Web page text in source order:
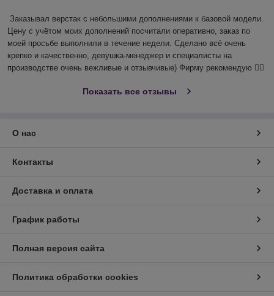
Заказывал верстак с небольшими дополнениями к базовой модели.
Цену с учётом моих дополнений посчитали оперативно, заказ по
моей просьбе выполнили в течение недели. Сделано всё очень
крепко и качественно, девушка-менеджер и специалисты на
производстве очень вежливые и отзывчивые) Фирму рекомендую 👍🏻
Показать все отзывы
О нас
Контакты
Доставка и оплата
График работы
Полная версия сайта
Политика обработки cookies